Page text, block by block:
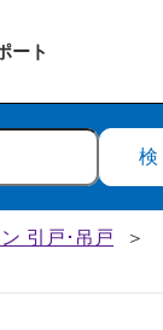
ート
引戸･吊戸